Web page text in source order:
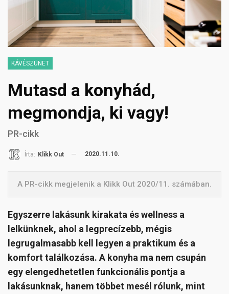
KÁVÉSZÜNET
Mutasd a konyhád,
megmondja, ki vagy!
PR-cikk
Írta: Klikk Out 2020.11.10.
A PR-cikk megjelenik a Klikk Out 2020/11. számában.
Egyszerre lakásunk kirakata és wellness a
lelkünknek, ahol a legprecízebb, mégis
legrugalmasabb kell legyen a praktikum és a
komfort találkozása. A konyha ma nem csupán
egy elengedhetetlen funkcionális pontja a
lakásunknak, hanem többet mesél rólunk, mint